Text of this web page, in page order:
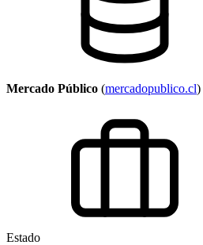
Mercado Público (mercadopublico.cl)
Estado